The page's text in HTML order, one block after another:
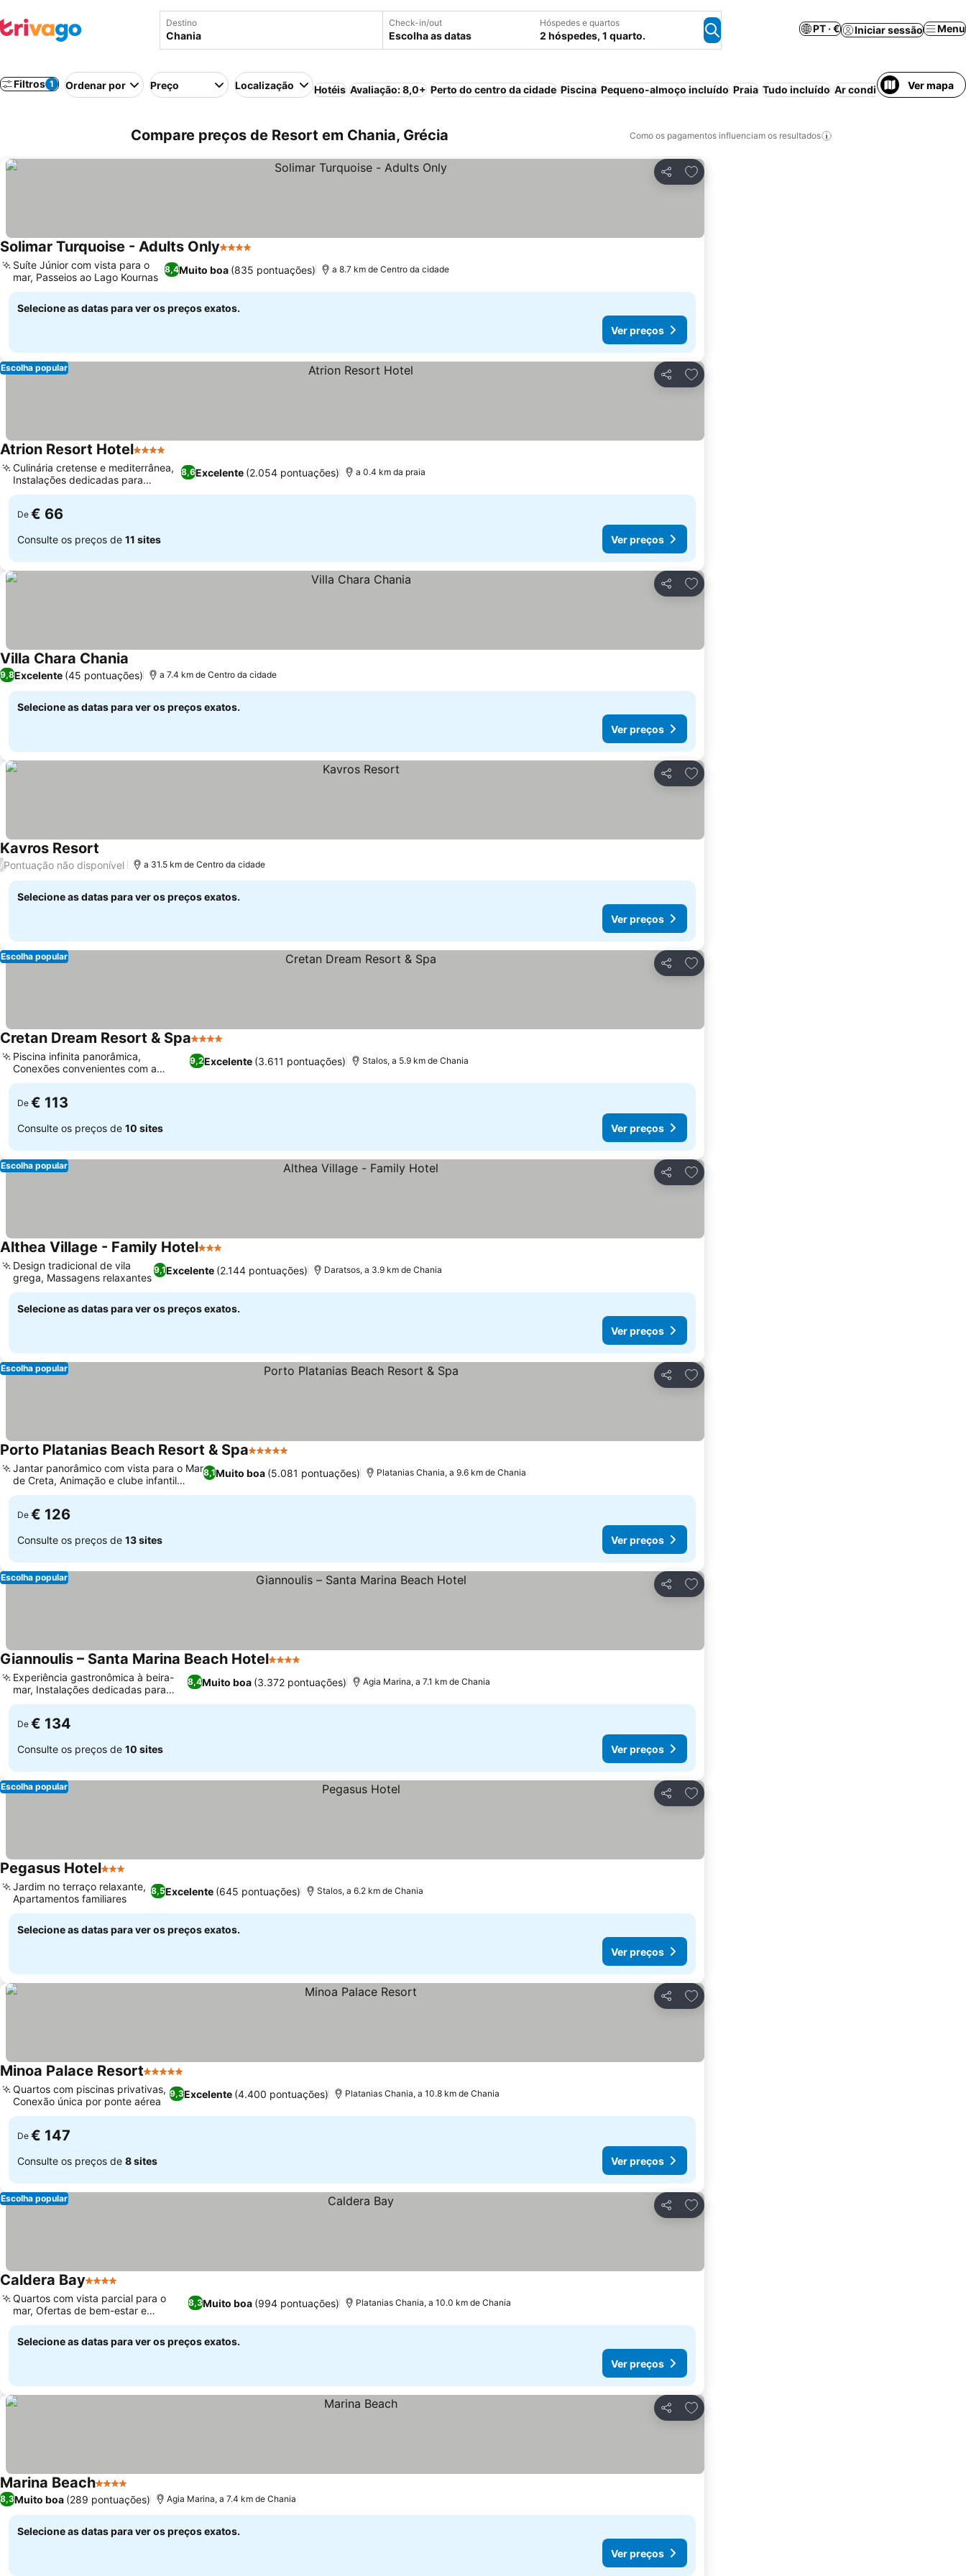
Destino Check-in/out
Escolha as datas
Hóspedes e quartos
2 hóspedes, 1 quarto.
PT · € Iniciar sessão Menu
Filtros 1 Ordenar por Preço Localização Hotéis Avaliação: 8,0+ Perto do centro da cidade Piscina Pequeno-almoço incluído Praia Tudo incluído Ar condicionadoVer mapa
Compare preços de Resort em Chania, Grécia Como os pagamentos influenciam os resultados
Partilhar
Adicionar aos favoritos
Solimar Turquoise - Adults Only4 Estrelas
8,4Muito boa (835 pontuações)
Suíte Júnior com vista para o
mar, Passeios ao Lago Kournas
a 8.7 km de Centro da cidade
Selecione as datas para ver os preços exatos.
Ver preços
Partilhar
Adicionar aos favoritos
Escolha popular
Atrion Resort Hotel4 Estrelas
8,6Excelente (2.054 pontuações)
Culinária cretense e mediterrânea,
Instalações dedicadas para
crianças
a 0.4 km da praia
De € 66
Consulte os preços de 11 sites Ver preços
Partilhar
Adicionar aos favoritos
Villa Chara Chania Ver preços
9,8Excelente (45 pontuações) a 7.4 km de Centro da cidade
Selecione as datas para ver os preços exatos.
Ver preços
Partilhar
Adicionar aos favoritos
Kavros Resort Ver preços
/Pontuação não disponível a 31.5 km de Centro da cidade
Selecione as datas para ver os preços exatos.
Ver preços
Partilhar
Adicionar aos favoritos
Escolha popular
Cretan Dream Resort & Spa4 Estrelas
9,2Excelente (3.611 pontuações)
Piscina infinita panorâmica,
Conexões convenientes com a
cidade de Chania
Stalos, a 5.9 km de Chania
De € 113
Consulte os preços de 10 sites Ver preços
Partilhar
Adicionar aos favoritos
Escolha popular
Althea Village - Family Hotel3 Estrelas
9,1Excelente (2.144 pontuações)
Design tradicional de vila
grega, Massagens relaxantes
Daratsos, a 3.9 km de Chania
Selecione as datas para ver os preços exatos.
Ver preços
Partilhar
Adicionar aos favoritos
Escolha popular
Porto Platanias Beach Resort & Spa5 Estrelas
8,1Muito boa (5.081 pontuações)
Jantar panorâmico com vista para o Mar
de Creta, Animação e clube infantil
vibrantes
Platanias Chania, a 9.6 km de Chania
De € 126
Consulte os preços de 13 sites Ver preços
Partilhar
Adicionar aos favoritos
Escolha popular
Giannoulis – Santa Marina Beach Hotel4 Estrelas
8,4Muito boa (3.372 pontuações)
Experiência gastronômica à beira-
mar, Instalações dedicadas para
crianças
Agia Marina, a 7.1 km de Chania
De € 134
Consulte os preços de 10 sites Ver preços
Partilhar
Adicionar aos favoritos
Escolha popular
Pegasus Hotel3 Estrelas
8,5Excelente (645 pontuações)
Jardim no terraço relaxante,
Apartamentos familiares
Stalos, a 6.2 km de Chania
Selecione as datas para ver os preços exatos.
Ver preços
Partilhar
Adicionar aos favoritos
Minoa Palace Resort5 Estrelas
9,3Excelente (4.400 pontuações)
Quartos com piscinas privativas,
Conexão única por ponte aérea
Platanias Chania, a 10.8 km de Chania
De € 147
Consulte os preços de 8 sites Ver preços
Partilhar
Adicionar aos favoritos
Escolha popular
Caldera Bay4 Estrelas
8,3Muito boa (994 pontuações)
Quartos com vista parcial para o
mar, Ofertas de bem-estar e
relaxamento
Platanias Chania, a 10.0 km de Chania
Selecione as datas para ver os preços exatos.
Ver preços
Partilhar
Adicionar aos favoritos
Marina Beach4 EstrelasVer preços
8,3Muito boa (289 pontuações) Agia Marina, a 7.4 km de Chania
Selecione as datas para ver os preços exatos.
Ver preços